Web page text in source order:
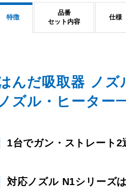
特徴
品番
セット内容
仕様
んだ吸取器 ノズ
ノズル・ヒーター
1台でガン・ストレート
対応ノズル N1シリーズ